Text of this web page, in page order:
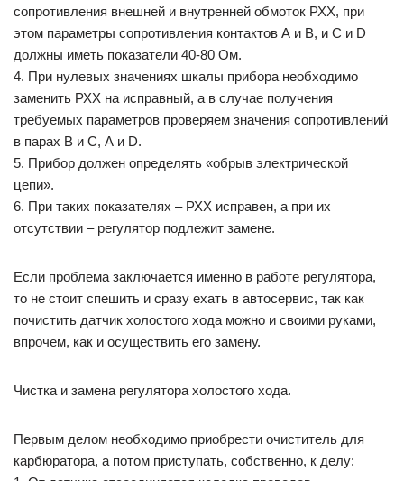
сопротивления внешней и внутренней обмоток РХХ, при
этом параметры сопротивления контактов А и В, и С и D
должны иметь показатели 40-80 Ом.
4. При нулевых значениях шкалы прибора необходимо
заменить РХХ на исправный, а в случае получения
требуемых параметров проверяем значения сопротивлений
в парах В и С, А и D.
5. Прибор должен определять «обрыв электрической
цепи».
6. При таких показателях – РХХ исправен, а при их
отсутствии – регулятор подлежит замене.
Если проблема заключается именно в работе регулятора,
то не стоит спешить и сразу ехать в автосервис, так как
почистить датчик холостого хода можно и своими руками,
впрочем, как и осуществить его замену.
Чистка и замена регулятора холостого хода.
Первым делом необходимо приобрести очиститель для
карбюратора, а потом приступать, собственно, к делу: